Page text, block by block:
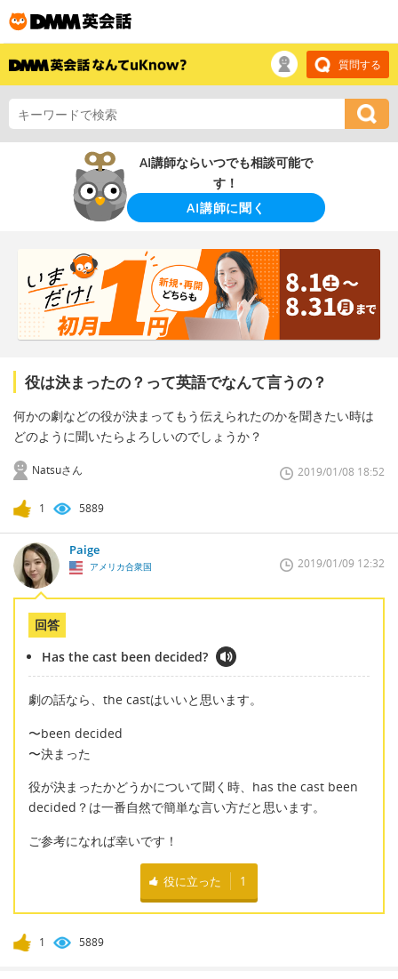
質問する
AI講師ならいつでも相談可能で
す！
AI講師に聞く
役は決まったの？って英語でなんて言うの？
何かの劇などの役が決まってもう伝えられたのかを聞きたい時は
どのように聞いたらよろしいのでしょうか？
Natsuさん 2019/01/08 18:52
1 5889
Paige
アメリカ合衆国 2019/01/09 12:32
回答
Has the cast been decided?
劇の話なら、the castはいいと思います。
〜been decided
〜決まった
役が決まったかどうかについて聞く時、has the cast been
decided？は一番自然で簡単な言い方だと思います。
ご参考になれば幸いです！
役に立った 1
1 5889